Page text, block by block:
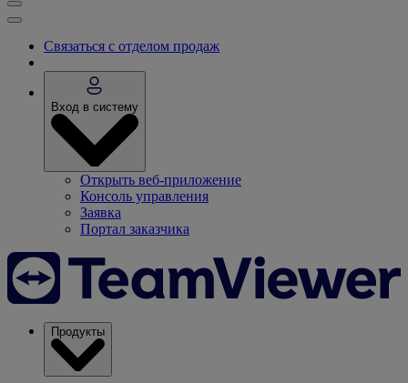
Связаться с отделом продаж
Вход в систему
Открыть веб-приложение
Консоль управления
Заявка
Портал заказчика
Продукты